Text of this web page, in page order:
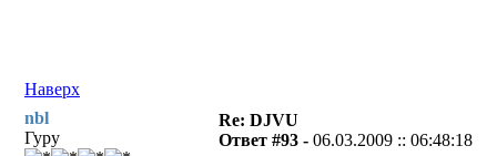
Наверх
nbl
Гуру
Re: DJVU
Ответ #93 -06.03.2009 :: 06:48:18